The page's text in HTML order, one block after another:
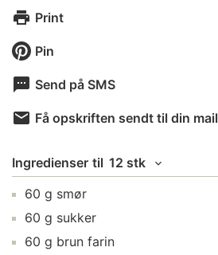
Print
Pin
Send på SMS
Få opskriften sendt til din mail
Ingredienser til 12 stk
60 g smør
60 g sukker
60 g brun farin